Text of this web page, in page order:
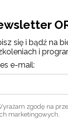
się i bądź na
i
e-mail:
zgodę na
marketingowych.